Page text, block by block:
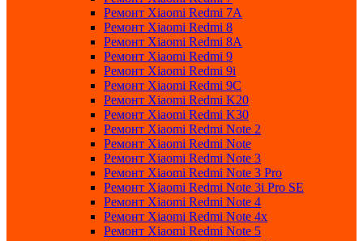
Ремонт Xiaomi Redmi 7A
Ремонт Xiaomi Redmi 8
Ремонт Xiaomi Redmi 8A
Ремонт Xiaomi Redmi 9
Ремонт Xiaomi Redmi 9i
Ремонт Xiaomi Redmi 9C
Ремонт Xiaomi Redmi K20
Ремонт Xiaomi Redmi K30
Ремонт Xiaomi Redmi Note 2
Ремонт Xiaomi Redmi Note
Ремонт Xiaomi Redmi Note 3
Ремонт Xiaomi Redmi Note 3 Pro
Ремонт Xiaomi Redmi Note 3i Pro SE
Ремонт Xiaomi Redmi Note 4
Ремонт Xiaomi Redmi Note 4x
Ремонт Xiaomi Redmi Note 5